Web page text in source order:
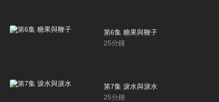
第6集 糖果與鞭子
25分鐘
第7集 淚水與淚水
25分鐘